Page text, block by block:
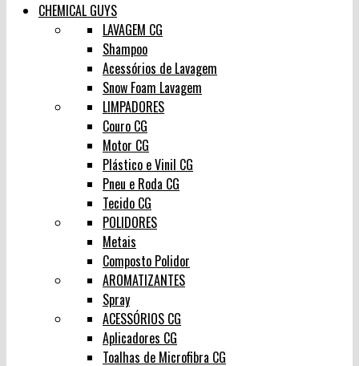
CHEMICAL GUYS
LAVAGEM CG
Shampoo
Acessórios de Lavagem
Snow Foam Lavagem
LIMPADORES
Couro CG
Motor CG
Plástico e Vinil CG
Pneu e Roda CG
Tecido CG
POLIDORES
Metais
Composto Polidor
AROMATIZANTES
Spray
ACESSÓRIOS CG
Aplicadores CG
Toalhas de Microfibra CG